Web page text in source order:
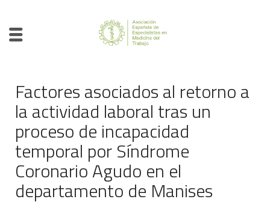
Factores asociados al retorno a
la actividad laboral tras un
proceso de incapacidad
temporal por Síndrome
Coronario Agudo en el
departamento de Manises